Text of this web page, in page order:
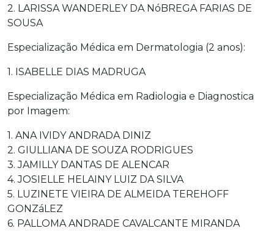
2. LARISSA WANDERLEY DA NóBREGA FARIAS DE
SOUSA
Especialização Médica em Dermatologia (2 anos):
1. ISABELLE DIAS MADRUGA
Especialização Médica em Radiologia e Diagnostica
por Imagem:
1. ANA IVIDY ANDRADA DINIZ
2. GIULLIANA DE SOUZA RODRIGUES
3. JAMILLY DANTAS DE ALENCAR
4. JOSIELLE HELAINY LUIZ DA SILVA
5. LUZINETE VIEIRA DE ALMEIDA TEREHOFF
GONZáLEZ
6. PALLOMA ANDRADE CAVALCANTE MIRANDA